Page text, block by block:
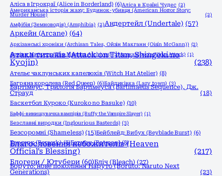
Аліса в Ігрокраї (Alice in Borderland) (6)Аліса в Країні Чудес (2)
Американська історія жаху: Будинок-убивця (American Horror Story:
Murder House)
(2)
Амфібія (Земноводія) (Amphibia) (2)Андертейл (Undertale) (57)
Аркейн (Arcane) (64)
Аркізанські хроніки (Archisan Tales, Ойзін Макганн (Oisín McGann)) (2)
Архіви Маґнуса (The Magnus Archives) (2)Атака вірусів (Virus Attack) (1)
Атака титанів (Attack on Titan, Shingeki no
Kyojin)
(238)
Ательє чаклунських капелюхів (Witch Hat Atelier) (8)
Багряна королева (Red Queen) (6)Байдиківка (Lazy town) (3)
Бартімеус, Трилогія Бартімеуса (Bartimaeus Sequence), Дж.
Страуд
(18)
Баскетбол Куроко (Kuroko no Basuke) (10)
Баффі-винищувачка вампірів (Buffy the Vampire Slayer) (1)
Безславні виродки (Inglourious Basterds) (3)
Безсоромні (Shameless) (15)Бейблейд: Вибух (Beyblade Burst) (6)
Берсерк (Berserk) (8)Бетмен (Batman) (8)
Благословення небожителів (Heaven
Official’s Blessing)
(217)
Блогери / Ютубери (60)Бліч (Bleach) (27)
Боруто: нове покоління Наруто (Boruto: Naruto Next
Generations)
(23)